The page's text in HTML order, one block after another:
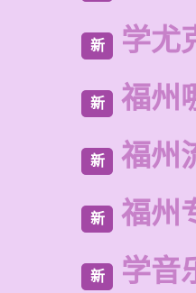
新 学尤
新 福州
新 福州
新 福州
新 学音